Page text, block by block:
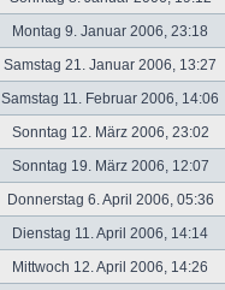
Montag 9. Januar 2006, 23:18
Samstag 21. Januar 2006, 13:27
Samstag 11. Februar 2006, 14:06
Sonntag 12. März 2006, 23:02
Sonntag 19. März 2006, 12:07
Donnerstag 6. April 2006, 05:36
Dienstag 11. April 2006, 14:14
Mittwoch 12. April 2006, 14:26